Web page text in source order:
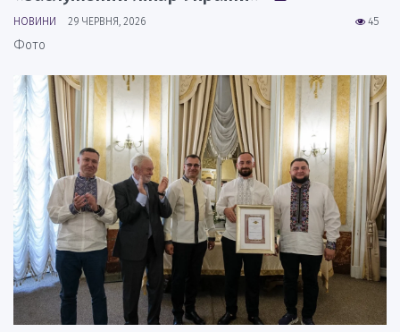
45
НОВИНИ 29 ЧЕРВНЯ, 2026
Фото